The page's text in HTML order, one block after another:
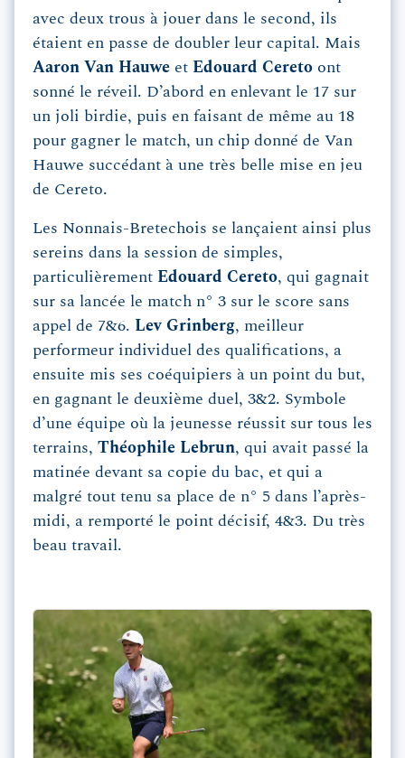
avec deux trous à jouer dans le second, ils
étaient en passe de doubler leur capital. Mais
Aaron Van Hauwe et Edouard Cereto ont
sonné le réveil. D’abord en enlevant le 17 sur
un joli birdie, puis en faisant de même au 18
pour gagner le match, un chip donné de Van
Hauwe succédant à une très belle mise en jeu
de Cereto.
Les Nonnais-Bretechois se lançaient ainsi plus
sereins dans la session de simples,
particulièrement Edouard Cereto, qui gagnait
sur sa lancée le match n° 3 sur le score sans
appel de 7&6.
Lev Grinberg, meilleur
performeur individuel des qualifications, a
ensuite mis ses coéquipiers à un point du but,
en gagnant le deuxième duel, 3&2. Symbole
d’une équipe où la jeunesse réussit sur tous les
terrains, Théophile Lebrun, qui avait passé la
matinée devant sa copie du bac, et qui a
malgré tout tenu sa place de n° 5 dans l’après-
midi, a remporté le point décisif, 4&3. Du très
beau travail.